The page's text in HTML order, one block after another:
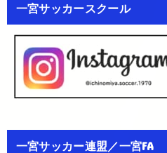
一宮サッカースクール
一宮サッカー連盟／一宮FA